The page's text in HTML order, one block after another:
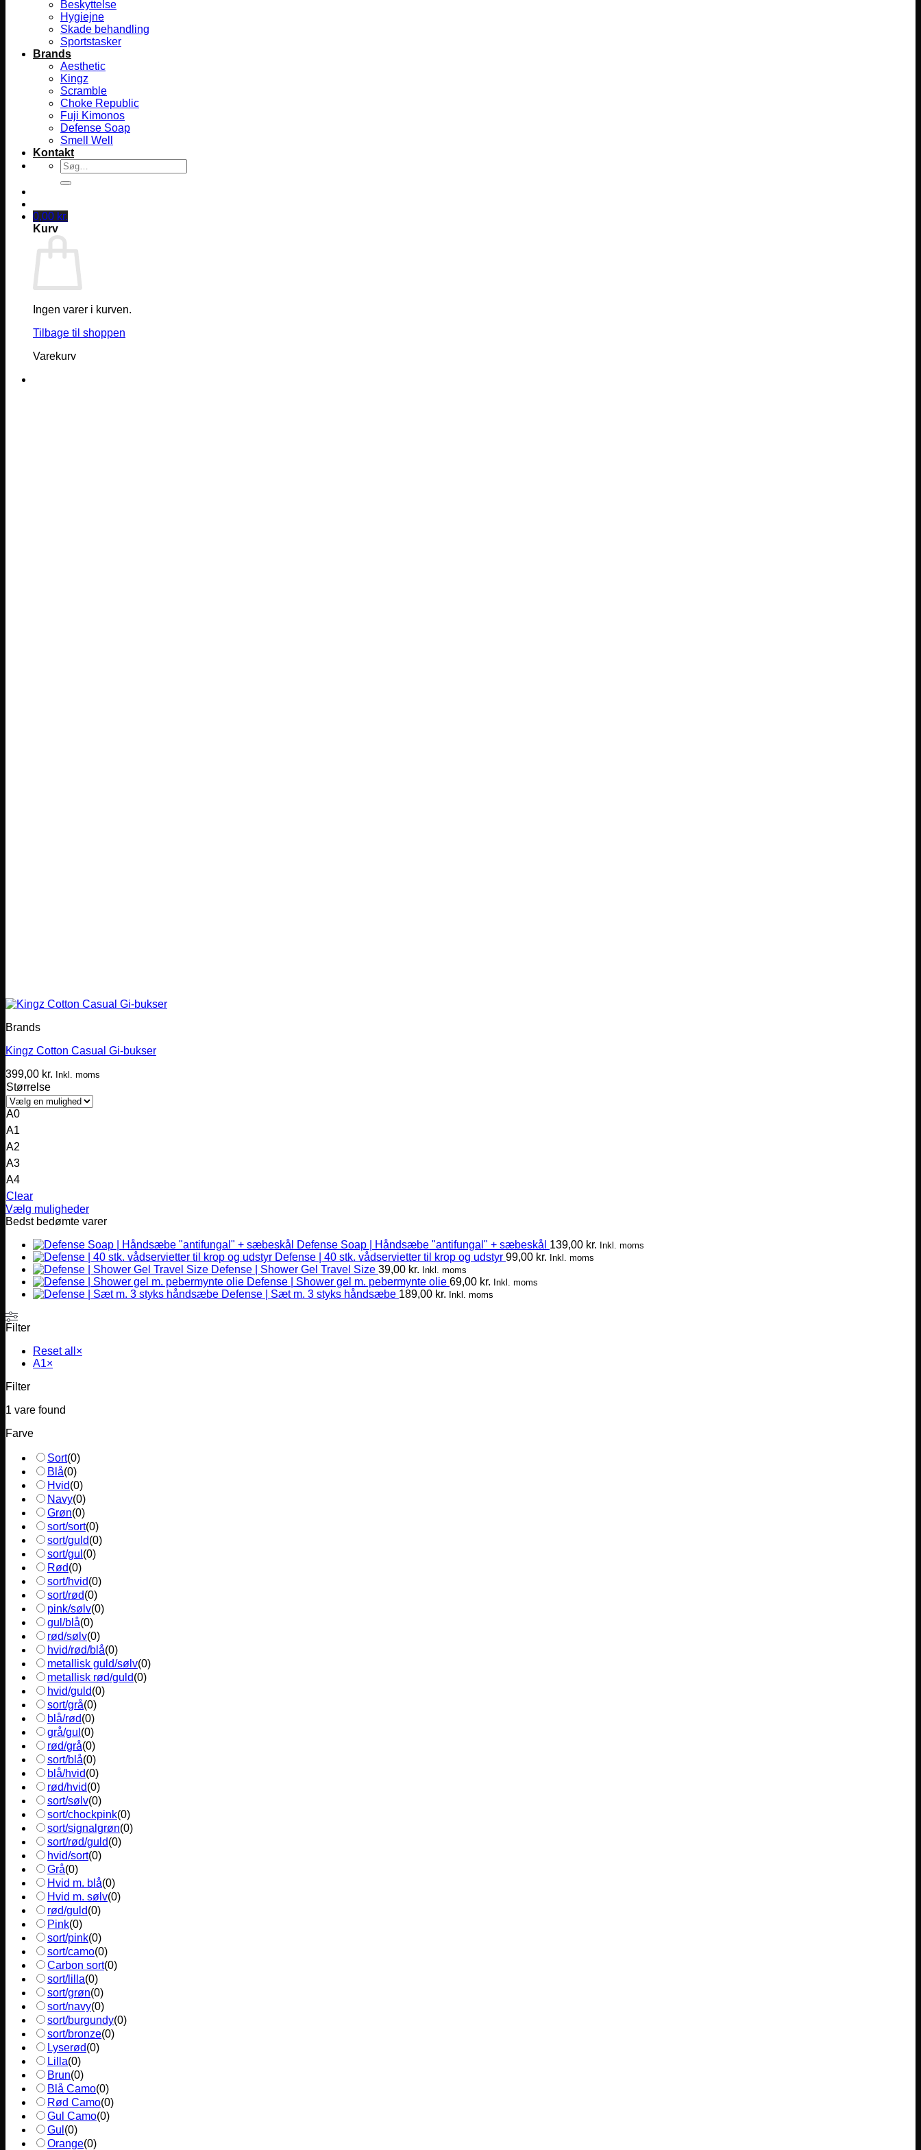
Beskyttelse
Hygiejne
Skade behandling
Sportstasker
Brands
Aesthetic
Kingz
Scramble
Choke Republic
Fuji Kimonos
Defense Soap
Smell Well
Kontakt
Søg
efter:
0,00 kr.
Kurv
Ingen varer i kurven.
Tilbage til shoppen
Varekurv
Brands
Kingz Cotton Casual Gi-bukser
399,00 kr. Inkl. moms
Størrelse
A0
A1
A2
A3
A4
Clear
Vælg muligheder
Dette
flere
varianter.
Mulighederne
kan
på
varesiden
Bedst bedømte varer
Defense Soap | Håndsæbe "antifungal" + sæbeskål 139,00 kr. Inkl. moms
Defense | 40 stk. vådservietter til krop og udstyr 99,00 kr. Inkl. moms
Defense | Shower Gel Travel Size 39,00 kr. Inkl. moms
Defense | Shower gel m. pebermynte olie 69,00 kr. Inkl. moms
Defense | Sæt m. 3 styks håndsæbe 189,00 kr. Inkl. moms
Filter
Reset all ×
A1×
Filter
1 vare found
Farve
Sort(0)
Blå(0)
Hvid(0)
Navy(0)
Grøn(0)
sort/sort(0)
sort/guld(0)
sort/gul (0)
Rød(0)
sort/hvid(0)
sort/rød(0)
pink/sølv(0)
gul/blå(0)
rød/sølv(0)
hvid/rød/blå(0)
metallisk guld/sølv(0)
metallisk rød/guld(0)
hvid/guld(0)
sort/grå(0)
blå/rød(0)
grå/gul (0)
rød/grå(0)
sort/blå(0)
blå/hvid(0)
rød/hvid(0)
sort/sølv(0)
sort/chockpink(0)
sort/signalgrøn(0)
sort/rød/guld(0)
hvid/sort(0)
Grå(0)
Hvid m. blå(0)
Hvid m. sølv(0)
rød/guld(0)
Pink(0)
sort/pink(0)
sort/camo(0)
Carbon sort(0)
sort/lilla(0)
sort/grøn(0)
sort/navy(0)
sort/burgundy(0)
sort/bronze(0)
Lyserød(0)
Lilla(0)
Brun(0)
Blå Camo(0)
Rød Camo(0)
Gul Camo(0)
Gul (0)
Orange(0)